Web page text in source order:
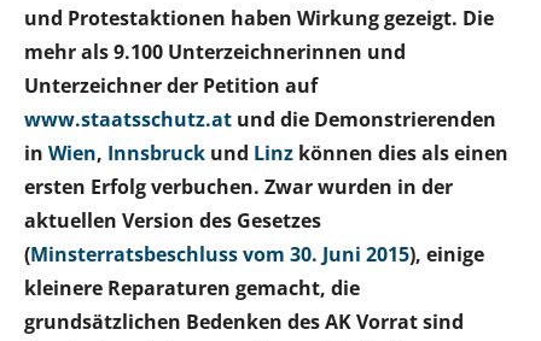
und Protestaktionen haben Wirkung gezeigt. Die
mehr als 9.100 Unterzeichnerinnen und
Unterzeichner der Petition auf
www.staatsschutz.at und die Demonstrierenden
in Wien, Innsbruck und Linz können dies als einen
ersten Erfolg verbuchen. Zwar wurden in der
aktuellen Version des Gesetzes
(Minsterratsbeschluss vom 30. Juni 2015), einige
kleinere Reparaturen gemacht, die
grundsätzlichen Bedenken des AK Vorrat sind